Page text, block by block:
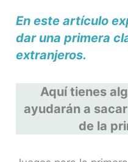
En este artículo
dar una primera
extranjeros.
Aquí tienes
ayudarán a
de la